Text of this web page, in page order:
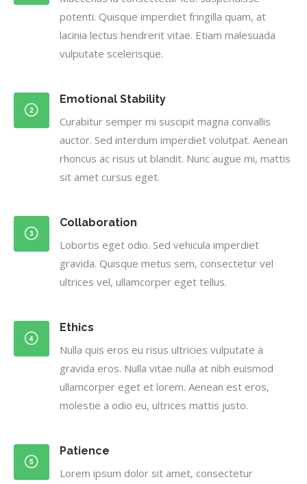
potenti. Quisque imperdiet fringilla quam, at
lacinia lectus hendrerit vitae. Etiam malesuada
vulputate scelerisque.
Emotional Stability
Curabitur semper mi suscipit magna convallis
auctor. Sed interdum imperdiet volutpat. Aenean
rhoncus ac risus ut blandit. Nunc augue mi, mattis
sit amet cursus eget.
Collaboration
Lobortis eget odio. Sed vehicula imperdiet
gravida. Quisque metus sem, consectetur vel
ultrices vel, ullamcorper eget tellus.
Ethics
Nulla quis eros eu risus ultricies vulputate a
gravida eros. Nulla vitae nulla at nibh euismod
ullamcorper eget et lorem. Aenean est eros,
molestie a odio eu, ultrices mattis justo.
Patience
Lorem ipsum dolor sit amet, consectetur